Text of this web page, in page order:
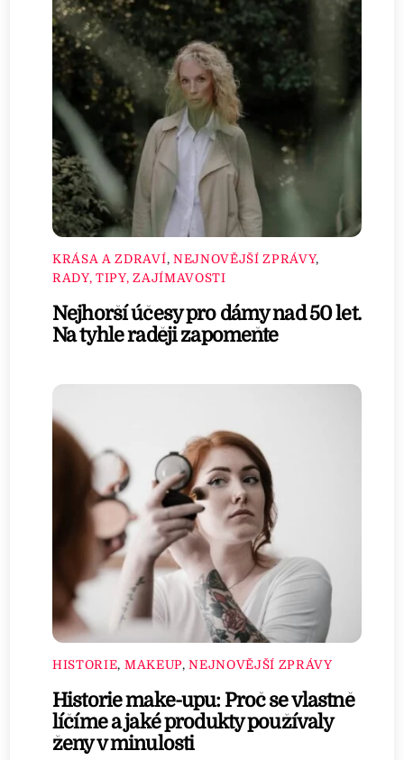
KRÁSA A ZDRAVÍ, NEJNOVĚJŠÍ ZPRÁVY,
RADY, TIPY, ZAJÍMAVOSTI
Nejhorší účesy pro dámy nad 50 let.
Na tyhle raději zapomeňte
HISTORIE, MAKEUP,NEJNOVĚJŠÍ ZPRÁVY
Historie make-upu: Proč se vlastně
líčíme a jaké produkty používaly
ženy v minulosti